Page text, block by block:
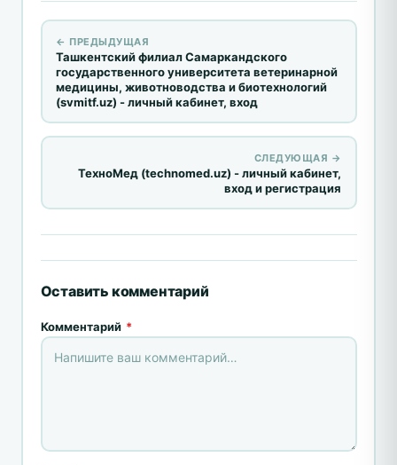
← ПРЕДЫДУЩАЯ
Ташкентский филиал Самаркандского
государственного университета ветеринарной
медицины, животноводства и биотехнологий
(svmitf.uz) - личный кабинет, вход
СЛЕДУЮЩАЯ →
ТехноМед (technomed.uz) - личный кабинет,
вход и регистрация
Оставить комментарий
Комментарий *